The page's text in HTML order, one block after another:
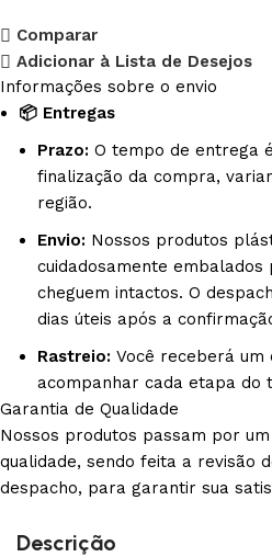
Comparar
Adicionar à Lista de Desejos
Informações sobre o envio
📦 Entregas
Prazo: O tempo de entrega
finalização da compra,
região.
Envio: Nossos produtos
cuidadosamente
cheguem intactos. O
dias úteis após a
Rastreio: Você receberá
acompanhar cada etapa do
Garantia de Qualidade
Nossos produtos passam por
qualidade, sendo feita a revisão
despacho, para garantir sua
Descrição